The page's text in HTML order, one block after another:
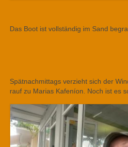
Das Boot ist vollständig im Sand
Spätnachmittags verzieht sich der
rauf zu Marias Kafeníon. Noch ist es